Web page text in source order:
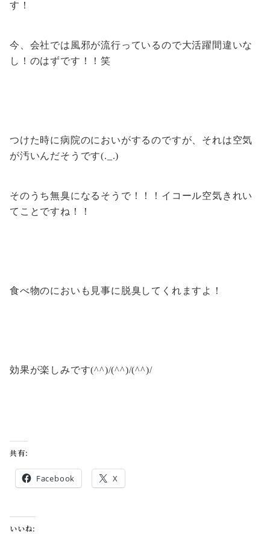
す！
今、会社では風邪が流行っているので大活躍間違いな
し！のはずです！！笑
つけた時に病院のにおいがするのですが、それは空気
が汚いんだそうです(._.)
そのうち無臭になるそうで！！！イコール空気きれい
てことですね！！
食べ物のにおいも見事に脱臭してくれますよ！
効果が楽しみです(^^)/(^^)/(^^)/
共有:
Facebook X
いいね: